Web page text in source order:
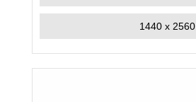
1440 x 2560